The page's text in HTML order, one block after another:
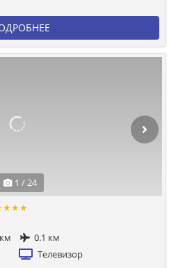
1 / 24
0.1 км
Телевизор